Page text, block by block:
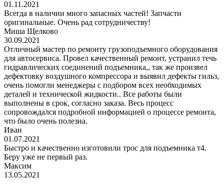
01.11.2021
Всегда в наличии много запасных частей! Запчасти
оригинальные. Очень рад сотрудничеству!
Миша Щелково
30.09.2021
Отличный мастер по ремонту грузоподъемного оборудования
для автосервиса. Провел качественный ремонт, устранил течь
гидравлических соединений подъемника,, так же произвел
дефектовку воздушного компрессора и выявил дефекты гильз,
очень помогли менеджеры с подбором всех необходимых
деталей и технической жидкости.. Все работы были
выполнены в срок, согласно заказа. Весь процесс
сопровождался подробной информацией о процессе ремонта,
что было очень полезна.
Иван
01.07.2021
Быстро и качественно изготовили трос для подъемника т4.
Беру уже не первый раз.
Максим
13.05.2021